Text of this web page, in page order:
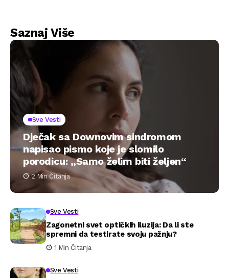
Saznaj Više
Sve Vesti
Dječak sa Downovim sindromom
napisao pismo koje je slomilo
porodicu: „Samo želim biti željen“
2 Min Čitanja
Sve Vesti
Zagonetni svet optičkih iluzija: Da li ste
spremni da testirate svoju pažnju?
1 Min Čitanja
Sve Vesti